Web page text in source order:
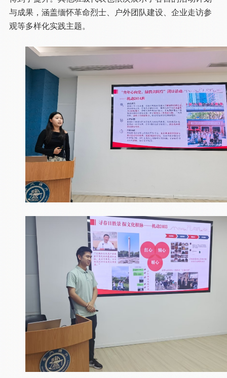
与成果，涵盖缅怀革命烈士、户外团队建设、企业走访参
观等多样化实践主题。